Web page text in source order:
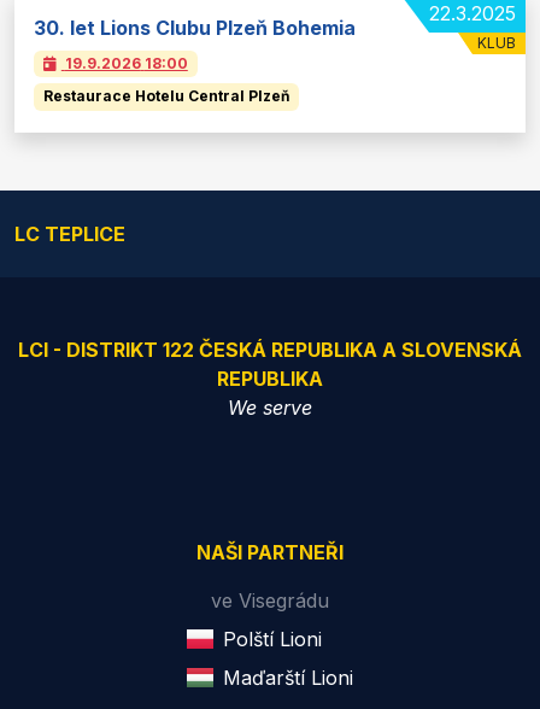
22.3.2025
KLUB
30. let Lions Clubu Plzeň Bohemia
19.9.2026 18:00
Restaurace Hotelu Central Plzeň
LC TEPLICE
LCI - DISTRIKT 122 ČESKÁ REPUBLIKA A SLOVENSKÁ
REPUBLIKA
We serve
NAŠI PARTNEŘI
ve Visegrádu
Polští Lioni
Maďarští Lioni